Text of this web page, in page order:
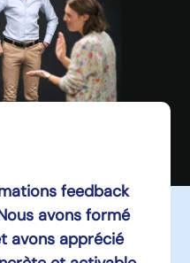
feedback
avons formé
avons apprécié